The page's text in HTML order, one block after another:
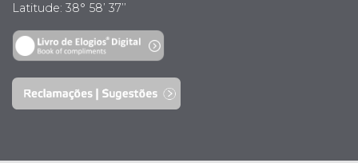
Latitude: 38° 58’ 37’’